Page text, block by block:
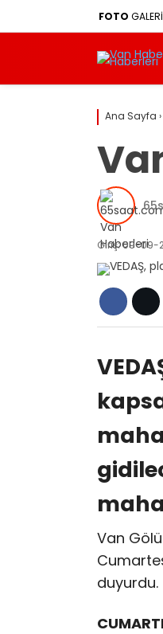
FOTO GALERİ
Ana Sayfa ›
Giriş: 09-09-
Van
duyurdu.